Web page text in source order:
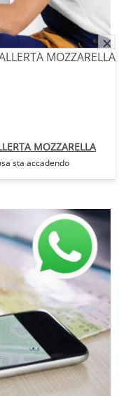
punto e
è una svolta in
MOZZARELLA
sta accadendo